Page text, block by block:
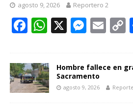
agosto 9, 2026 Reportero 2
F
b
o
W
s
A
X M
e
n
E
l y
Hombre fallece en
Sacramento
agosto 9, 2026